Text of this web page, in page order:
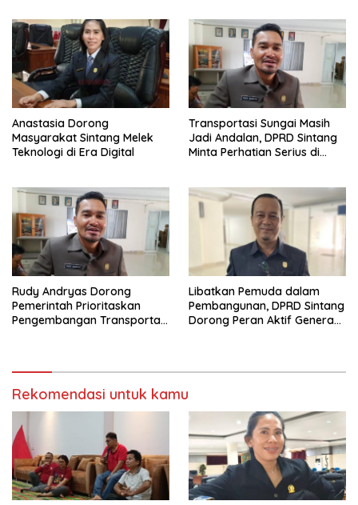
Anastasia Dorong
Masyarakat Sintang Melek
Teknologi di Era Digital
Transportasi Sungai Masih
Jadi Andalan, DPRD Sintang
Minta Perhatian Serius di
Rudy Andryas Dorong
Pemerintah Prioritaskan
Pengembangan Transportasi
Libatkan Pemuda dalam
Pembangunan, DPRD Sintang
Dorong Peran Aktif Generasi
Rekomendasi untuk kamu